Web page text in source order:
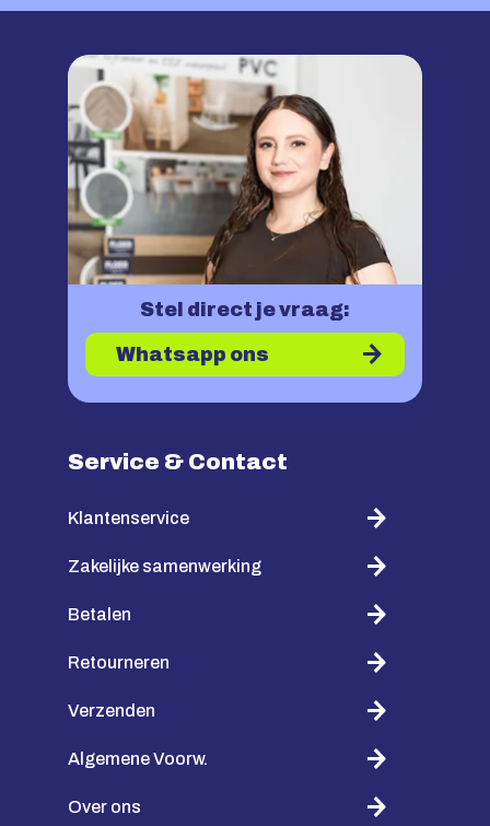
Stel direct je vraag:
Whatsapp ons
Service & Contact
Klantenservice
Zakelijke samenwerking
Betalen
Retourneren
Verzenden
Algemene Voorw.
Over ons